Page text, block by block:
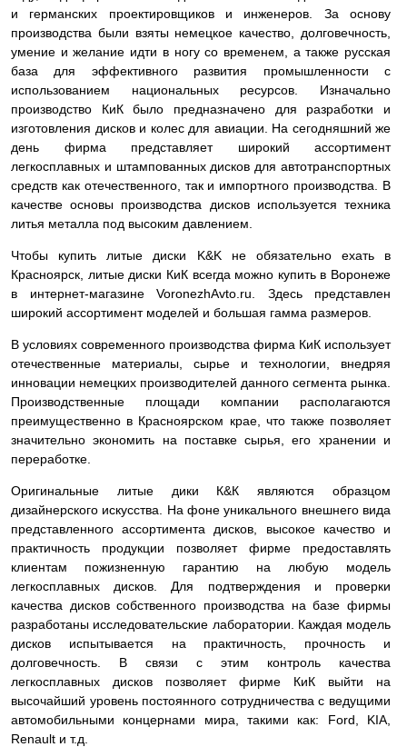
и германских проектировщиков и инженеров. За основу
производства были взяты немецкое качество, долговечность,
умение и желание идти в ногу со временем, а также русская
база для эффективного развития промышленности с
использованием национальных ресурсов. Изначально
производство КиК было предназначено для разработки и
изготовления дисков и колес для авиации. На сегодняшний же
день фирма представляет широкий ассортимент
легкосплавных и штампованных дисков для автотранспортных
средств как отечественного, так и импортного производства. В
качестве основы производства дисков используется техника
литья металла под высоким давлением.
Чтобы купить литые диски K&K не обязательно ехать в
Красноярск, литые диски КиК всегда можно купить в Воронеже
в интернет-магазине VoronezhAvto.ru. Здесь представлен
широкий ассортимент моделей и большая гамма размеров.
В условиях современного производства фирма КиК использует
отечественные материалы, сырье и технологии, внедряя
инновации немецких производителей данного сегмента рынка.
Производственные площади компании располагаются
преимущественно в Красноярском крае, что также позволяет
значительно экономить на поставке сырья, его хранении и
переработке.
Оригинальные литые дики К&К являются образцом
дизайнерского искусства. На фоне уникального внешнего вида
представленного ассортимента дисков, высокое качество и
практичность продукции позволяет фирме предоставлять
клиентам пожизненную гарантию на любую модель
легкосплавных дисков. Для подтверждения и проверки
качества дисков собственного производства на базе фирмы
разработаны исследовательские лаборатории. Каждая модель
дисков испытывается на практичность, прочность и
долговечность. В связи с этим контроль качества
легкосплавных дисков позволяет фирме КиК выйти на
высочайший уровень постоянного сотрудничества с ведущими
автомобильными концернами мира, такими как: Ford, KIA,
Renault и т.д.